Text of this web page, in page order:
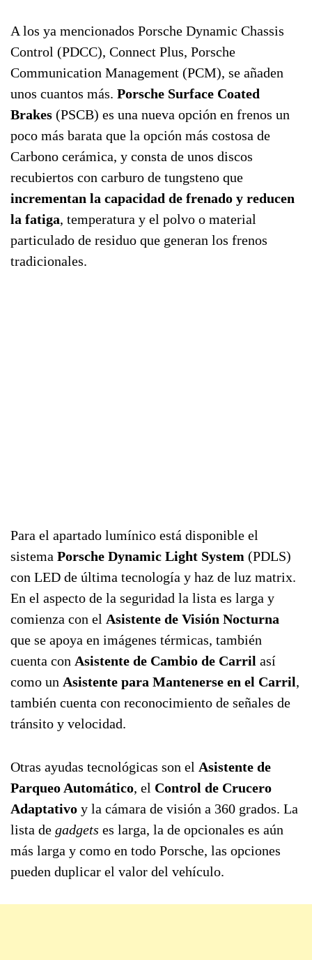
A los ya mencionados Porsche Dynamic Chassis
Control (PDCC), Connect Plus, Porsche
Communication Management (PCM), se añaden
unos cuantos más. Porsche Surface Coated
Brakes (PSCB) es una nueva opción en frenos un
poco más barata que la opción más costosa de
Carbono cerámica, y consta de unos discos
recubiertos con carburo de tungsteno que
incrementan la capacidad de frenado y reducen
la fatiga, temperatura y el polvo o material
particulado de residuo que generan los frenos
tradicionales.
Para el apartado lumínico está disponible el
sistema Porsche Dynamic Light System (PDLS)
con LED de última tecnología y haz de luz matrix.
En el aspecto de la seguridad la lista es larga y
comienza con el Asistente de Visión Nocturna
que se apoya en imágenes térmicas, también
cuenta con Asistente de Cambio de Carril así
como un Asistente para Mantenerse en el Carril,
también cuenta con reconocimiento de señales de
tránsito y velocidad.
Otras ayudas tecnológicas son el Asistente de
Parqueo Automático, el Control de Crucero
Adaptativo y la cámara de visión a 360 grados. La
lista de gadgets es larga, la de opcionales es aún
más larga y como en todo Porsche, las opciones
pueden duplicar el valor del vehículo.